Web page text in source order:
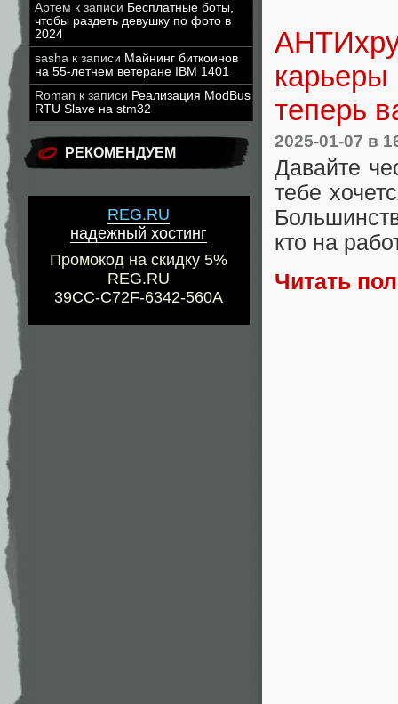
Артем к записи Бесплатные боты,
чтобы раздеть девушку по фото в
2024
sasha к записи Майнинг биткоинов
на 55-летнем ветеране IBM 1401
Roman к записи Реализация ModBus
RTU Slave на stm32
РЕКОМЕНДУЕМ
REG.RU
надежный хостинг
Промокод на скидку 5%
REG.RU
39CC-C72F-6342-560A
карьеры
теперь
2025-01-07 в
Давайте
тебе
кто на
Читать